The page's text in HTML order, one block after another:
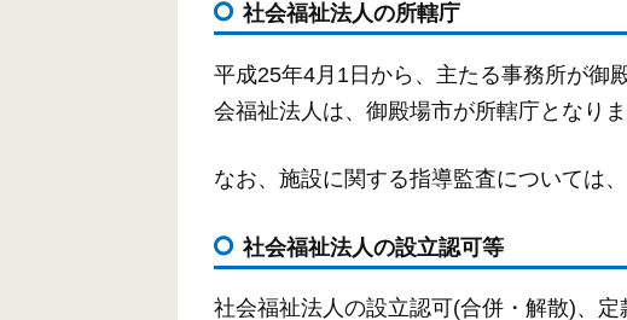
社会福祉法人の所轄庁
平成25年4月1日から、主たる事務所が御
会福祉法人は、御殿場市が所轄庁となりま
なお、施設に関する指導監査については
社会福祉法人の設立認可等
社会福祉法人の設立認可(合併・解散)、